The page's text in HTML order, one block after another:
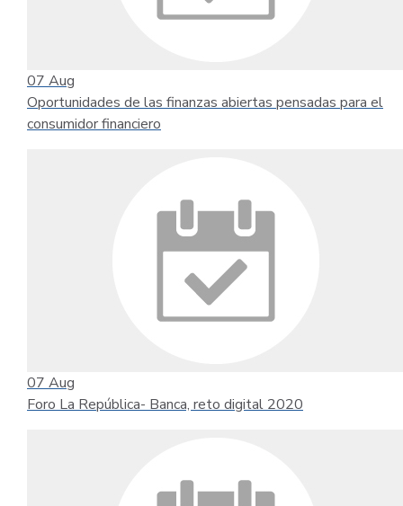
07 Aug
Oportunidades de las finanzas abiertas pensadas para el
consumidor financiero
07 Aug
Foro La República- Banca, reto digital 2020